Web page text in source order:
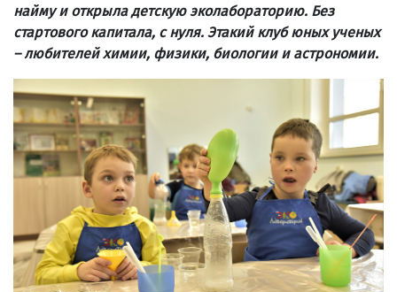
найму и открыла детскую эколабораторию. Без
стартового капитала, с нуля. Этакий клуб юных ученых
–любителей химии, физики, биологии и астрономии.